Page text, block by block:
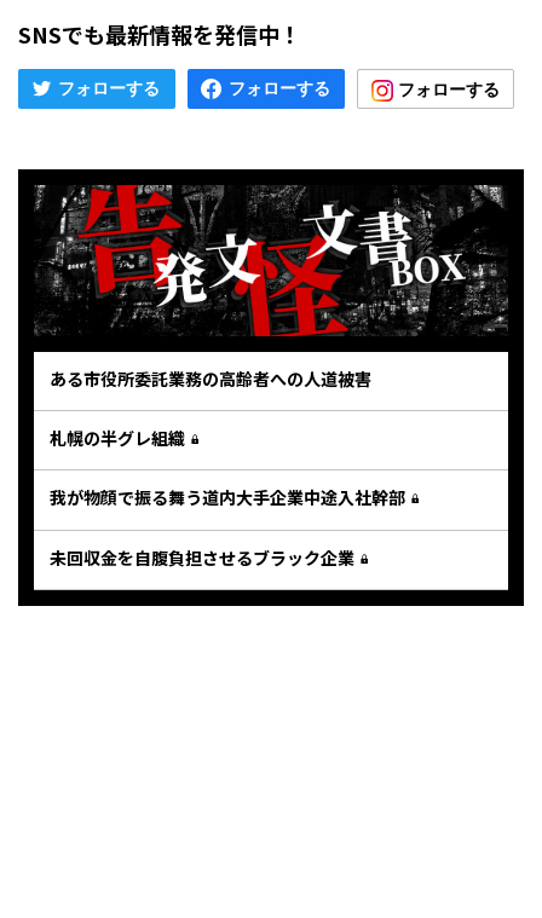
SNSでも最新情報を発信中！
ある市役所委託業務の高齢者への人道被害
札幌の半グレ組織
我が物顔で振る舞う道内大手企業中途入社幹部
未回収金を自腹負担させるブラック企業